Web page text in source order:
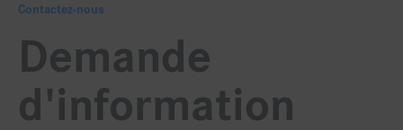
Contactez-nous
Demande
d'information